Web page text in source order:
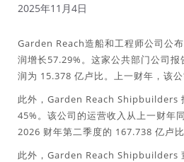
2025年11月4日
Garden Reach造船和工程师公司公
润增长57.29%。这家公共部门公司
润为 15.378 亿卢比。上一财年，该
此外，Garden Reach Shipbuilders
45%。该公司的运营收入从上一财年
2026 财年第二季度的 167.738 亿卢比
此外，Garden Reach Shipbuilders